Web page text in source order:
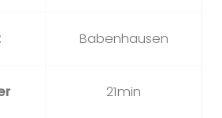
Babenhausen
21min